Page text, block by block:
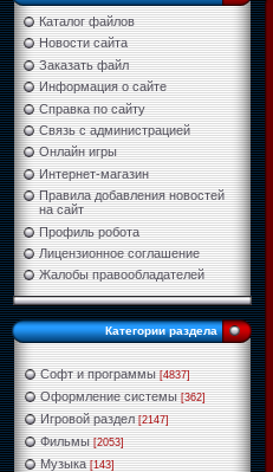
Каталог файлов
Новости сайта
Заказать файл
Информация о сайте
Справка по сайту
Связь с администрацией
Онлайн игры
Интернет-магазин
Правила добавления новостей
на сайт
Профиль робота
Лицензионное соглашение
Жалобы правообладателей
Категории раздела
Софт и программы [4837]
Оформление системы [362]
Игровой раздел [2147]
Фильмы [2053]
Музыка [143]